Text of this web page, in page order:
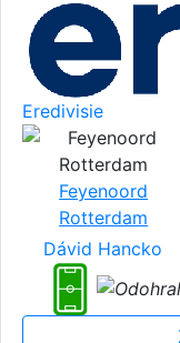
Eredivisie
Feyenoord
Rotterdam
Dávid Hancko